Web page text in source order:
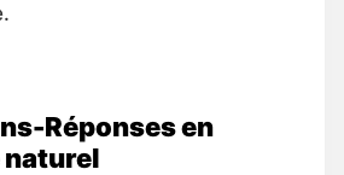
Réponses en
naturel